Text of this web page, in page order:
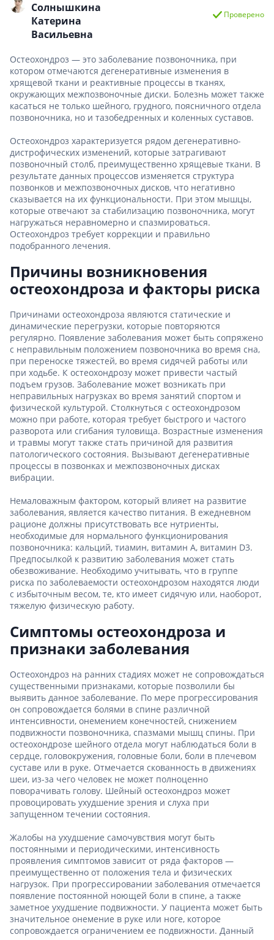
Солнышкина
Катерина
Васильевна
Проверено
Остеохондроз — это заболевание позвоночника, при
котором отмечаются дегенеративные изменения в
хрящевой ткани и реактивные процессы в тканях,
окружающих межпозвоночные диски. Болезнь может также
касаться не только шейного, грудного, поясничного отдела
позвоночника, но и тазобедренных и коленных суставов.
Остеохондроз характеризуется рядом дегенеративно-
дистрофических изменений, которые затрагивают
позвоночный столб, преимущественно хрящевые ткани. В
результате данных процессов изменяется структура
позвонков и межпозвоночных дисков, что негативно
сказывается на их функциональности. При этом мышцы,
которые отвечают за стабилизацию позвоночника, могут
нагружаться неравномерно и спазмироваться.
Остеохондроз требует коррекции и правильно
подобранного лечения.
Причины возникновения
остеохондроза и факторы риска
Причинами остеохондроза являются статические и
динамические перегрузки, которые повторяются
регулярно. Появление заболевания может быть сопряжено
с неправильным положением позвоночника во время сна,
при переноске тяжестей, во время сидячей работы или
при ходьбе. К остеохондрозу может привести частый
подъем грузов. Заболевание может возникать при
неправильных нагрузках во время занятий спортом и
физической культурой. Столкнуться с остеохондрозом
можно при работе, которая требует быстрого и частого
разворота или сгибания туловища. Возрастные изменения
и травмы могут также стать причиной для развития
патологического состояния. Вызывают дегенеративные
процессы в позвонках и межпозвоночных дисках
вибрации.
Немаловажным фактором, который влияет на развитие
заболевания, является качество питания. В ежедневном
рационе должны присутствовать все нутриенты,
необходимые для нормального функционирования
позвоночника: кальций, тиамин, витамин A, витамин D3.
Предпосылкой к развитию заболевания может стать
обезвоживание. Необходимо учитывать, что в группе
риска по заболеваемости остеохондрозом находятся люди
с избыточным весом, те, кто имеет сидячую или, наоборот,
тяжелую физическую работу.
Симптомы остеохондроза и
признаки заболевания
Остеохондроз на ранних стадиях может не сопровождаться
существенными признаками, которые позволили бы
выявить данное заболевание. По мере прогрессирования
он сопровождается болями в спине различной
интенсивности, онемением конечностей, снижением
подвижности позвоночника, спазмами мышц спины. При
остеохондрозе шейного отдела могут наблюдаться боли в
сердце, головокружения, головные боли, боли в плечевом
суставе или в руке. Отмечается скованность в движениях
шеи, из-за чего человек не может полноценно
поворачивать голову. Шейный остеохондроз может
провоцировать ухудшение зрения и слуха при
запущенном течении состояния.
Жалобы на ухудшение самочувствия могут быть
постоянными и периодическими, интенсивность
проявления симптомов зависит от ряда факторов —
преимущественно от положения тела и физических
нагрузок. При прогрессировании заболевания отмечается
появление постоянной ноющей боли в спине, а также
заметное ухудшение подвижности. У пациента может быть
значительное онемение в руке или ноге, которое
сопровождается ограничением ее подвижности. Данный